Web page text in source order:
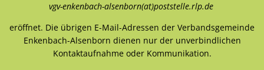
vgv-enkenbach-alsenborn(at)poststelle.rlp.de
eröffnet. Die übrigen E-Mail-Adressen der Verbandsgemeinde
Enkenbach-Alsenborn dienen nur der unverbindlichen
Kontaktaufnahme oder Kommunikation.